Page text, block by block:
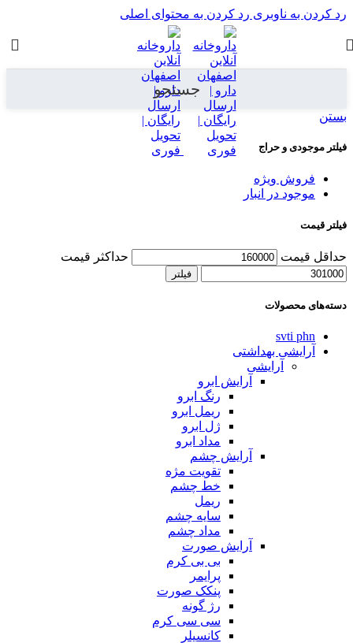
ناوبریرد کردن به محتوای اصلی
جستجو
و حراج
ویژه
در انبار
حداکثر قیمت
بهداشتی
آرایش ابرو
ریمل ابرو
آرایش چشم
تقویت مژه
خط چشم
سایه چشم
مداد چشم
آرایش صورت
بی بی کرم
پنکک صورت
سی سی کرم